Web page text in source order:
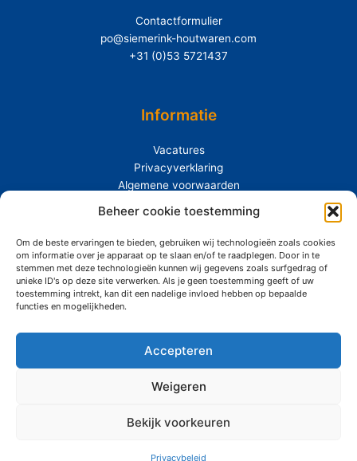
Beheer cookie toestemming
Om de beste ervaringen te bieden, gebruiken wij technologieën zoals cookies
om informatie over je apparaat op te slaan en/of te raadplegen. Door in te
stemmen met deze technologieën kunnen wij gegevens zoals surfgedrag of
unieke ID's op deze site verwerken. Als je geen toestemming geeft of uw
toestemming intrekt, kan dit een nadelige invloed hebben op bepaalde
functies en mogelijkheden.
Accepteren
Weigeren
Bekijk voorkeuren
Privacybeleid
Contactformulier
po@siemerink-houtwaren.com
+31 (0)53 5721437
Informatie
Vacatures
Privacyverklaring
Algemene voorwaarden
Extras
Over Siemerink
Duurzaamheid
Copyright © 2026 Siemerink Houtwaren | Gerealiseerd door
Media